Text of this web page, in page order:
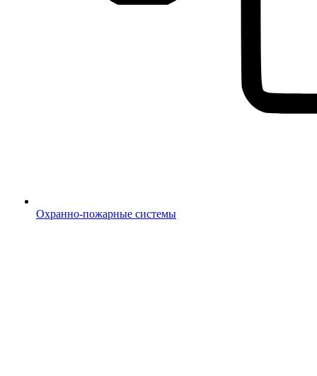
Охранно-пожарные системы